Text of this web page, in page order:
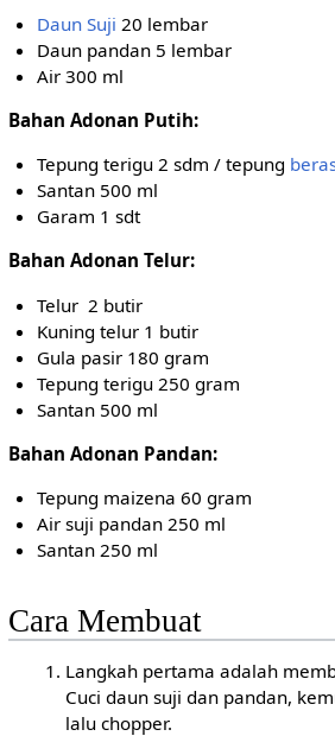
Daun Suji 20 lembar
Daun pandan 5 lembar
Air 300 ml
Bahan Adonan Putih:
Tepung terigu 2 sdm / tepung
Santan 500 ml
Garam 1 sdt
Bahan Adonan Telur:
Telur 2 butir
Kuning telur 1 butir
Gula pasir 180 gram
Tepung terigu 250 gram
Santan 500 ml
Bahan Adonan Pandan:
Tepung maizena 60 gram
Air suji pandan 250 ml
Santan 250 ml
Cara Membuat
Langkah pertama adalah
Cuci daun suji dan pandan,
lalu chopper.